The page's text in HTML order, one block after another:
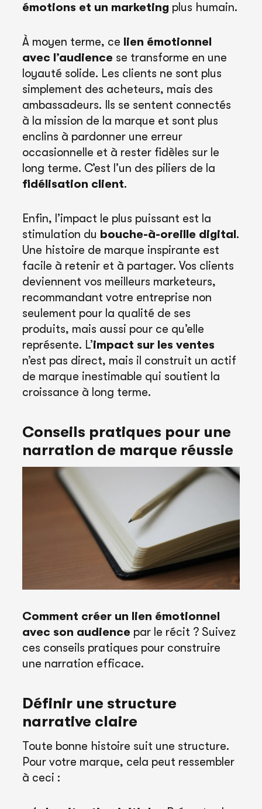
émotions et un marketing plus humain.
À moyen terme, ce lien émotionnel
avec l’audience se transforme en une
loyauté solide. Les clients ne sont plus
simplement des acheteurs, mais des
ambassadeurs. Ils se sentent connectés
à la mission de la marque et sont plus
enclins à pardonner une erreur
occasionnelle et à rester fidèles sur le
long terme. C’est l’un des piliers de la
fidélisation client.
Enfin, l’impact le plus puissant est la
stimulation du bouche-à-oreille digital.
Une histoire de marque inspirante est
facile à retenir et à partager. Vos clients
deviennent vos meilleurs marketeurs,
recommandant votre entreprise non
seulement pour la qualité de ses
produits, mais aussi pour ce qu’elle
représente. L’impact sur les ventes
n’est pas direct, mais il construit un actif
de marque inestimable qui soutient la
croissance à long terme.
Conseils pratiques pour une
narration de marque réussie
Comment créer un lien émotionnel
avec son audience par le récit ? Suivez
ces conseils pratiques pour construire
une narration efficace.
Définir une structure
narrative claire
Toute bonne histoire suit une structure.
Pour votre marque, cela peut ressembler
à ceci :